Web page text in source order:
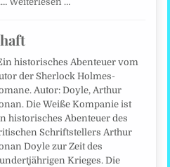
historisches Abenteuer vom
der Sherlock Holmes-
Autor: Doyle, Arthur
Die Weiße Kompanie ist
historisches Abenteuer des
Schriftstellers Arthur
Doyle zur Zeit des
Krieges. Die